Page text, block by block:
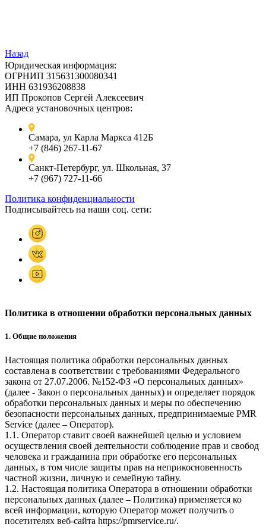
Назад
Юридическая информация:
ОГРНИП 315631300080341
ИНН 631936208838
ИП Прокопов Сергей Алексеевич
Адреса установочных центров:
Самара, ул Карла Маркса 412Б
+7 (846) 267-11-67
Санкт-Петербург, ул. Школьная, 37
+7 (967) 727-11-66
Политика конфиденциальности
Подписывайтесь на наши соц. сети:
Политика в отношении обработки персональных данных
1. Общие положения
Настоящая политика обработки персональных данных
составлена в соответствии с требованиями Федерального
закона от 27.07.2006. №152-ФЗ «О персональных данных»
(далее - Закон о персональных данных) и определяет порядок
обработки персональных данных и меры по обеспечению
безопасности персональных данных, предпринимаемые PMR
Service (далее – Оператор).
1.1. Оператор ставит своей важнейшей целью и условием
осуществления своей деятельности соблюдение прав и свобод
человека и гражданина при обработке его персональных
данных, в том числе защиты прав на неприкосновенность
частной жизни, личную и семейную тайну.
1.2. Настоящая политика Оператора в отношении обработки
персональных данных (далее – Политика) применяется ко
всей информации, которую Оператор может получить о
посетителях веб-сайта https://pmrservice.ru/.